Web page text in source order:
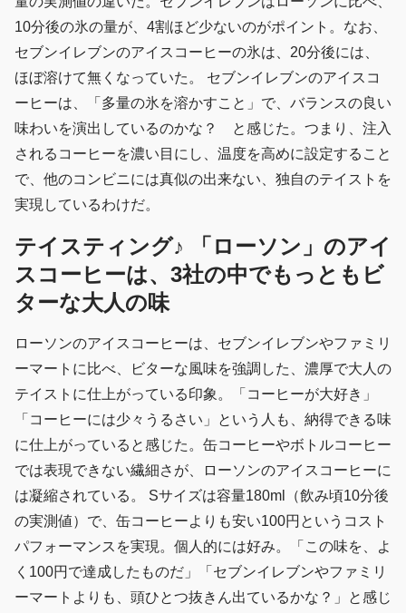
10分後の氷の量が、4割ほど少ないのがポイント。なお、
セブンイレブンのアイスコーヒーの氷は、20分後には、
ほぼ溶けて無くなっていた。 セブンイレブンのアイスコ
ーヒーは、「多量の氷を溶かすこと」で、バランスの良い
味わいを演出しているのかな？ と感じた。つまり、注入
されるコーヒーを濃い目にし、温度を高めに設定すること
で、他のコンビニには真似の出来ない、独自のテイストを
実現しているわけだ。
テイスティング♪ 「ローソン」のアイ
スコーヒーは、3社の中でもっともビ
ターな大人の味
ローソンのアイスコーヒーは、セブンイレブンやファミリ
ーマートに比べ、ビターな風味を強調した、濃厚で大人の
テイストに仕上がっている印象。「コーヒーが大好き」
「コーヒーには少々うるさい」という人も、納得できる味
に仕上がっていると感じた。缶コーヒーやボトルコーヒー
では表現できない繊細さが、ローソンのアイスコーヒーに
は凝縮されている。 Sサイズは容量180ml（飲み頃10分後
の実測値）で、缶コーヒーよりも安い100円というコスト
パフォーマンスを実現。個人的には好み。「この味を、よ
く100円で達成したものだ」「セブンイレブンやファミリ
ーマートよりも、頭ひとつ抜きん出ているかな？」と感じ